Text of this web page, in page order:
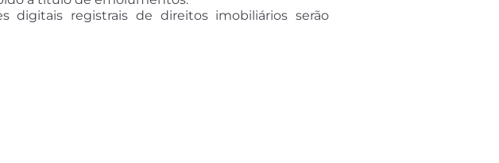
digitais registrais de direitos imobiliários serão